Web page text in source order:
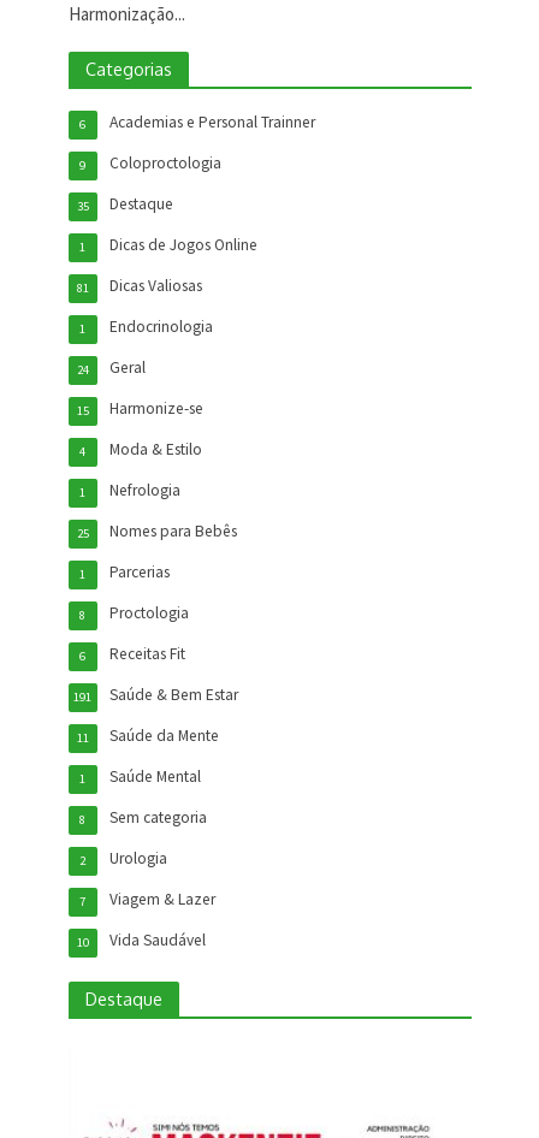
Harmonização...
Categorias
Academias e Personal Trainner
6
Coloproctologia
9
Destaque
35
Dicas de Jogos Online
1
Dicas Valiosas
81
Endocrinologia
1
Geral
24
Harmonize-se
15
Moda & Estilo
4
Nefrologia
1
Nomes para Bebês
25
Parcerias
1
Proctologia
8
Receitas Fit
6
Saúde & Bem Estar
191
Saúde da Mente
11
Saúde Mental
1
Sem categoria
8
Urologia
2
Viagem & Lazer
7
Vida Saudável
10
Destaque